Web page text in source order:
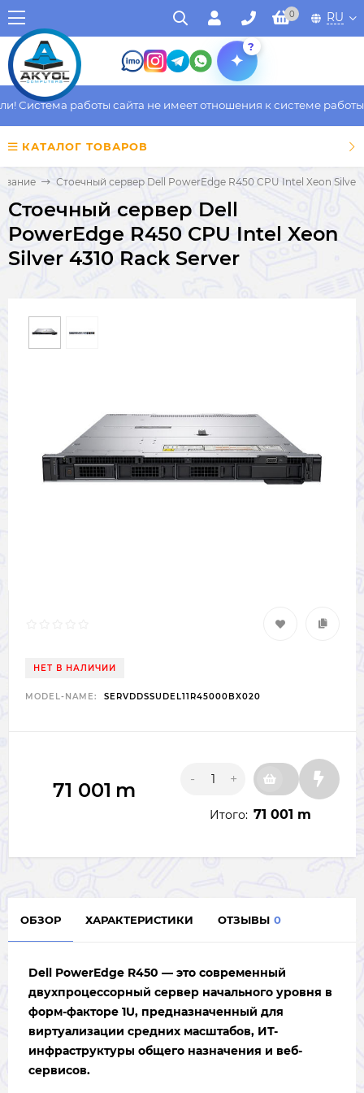
0 RU
?
Система работы сайта не имеет отношения к системе работы
КАТАЛОГ ТОВАРОВ
Стоечный сервер Dell PowerEdge R450 CPU Intel Xeon Silver
Стоечный сервер Dell
PowerEdge R450 CPU Intel Xeon
Silver 4310 Rack Server
НЕТ В НАЛИЧИИ
MODEL-NAME: SERVDDSSUDEL11R45000BX020
71 001 m - +
Итого: 71 001 m
ОБЗОР ХАРАКТЕРИСТИКИ ОТЗЫВЫ 0
Dell PowerEdge R450 — это современный
двухпроцессорный сервер начального уровня в
форм-факторе 1U, предназначенный для
виртуализации средних масштабов, ИТ-
инфраструктуры общего назначения и веб-
сервисов.